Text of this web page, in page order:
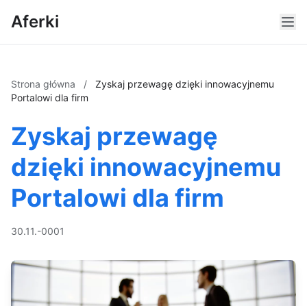
Aferki
Strona główna /
Zyskaj przewagę dzięki innowacyjnemu
Portalowi dla firm
Zyskaj przewagę
dzięki innowacyjnemu
Portalowi dla firm
30.11.-0001